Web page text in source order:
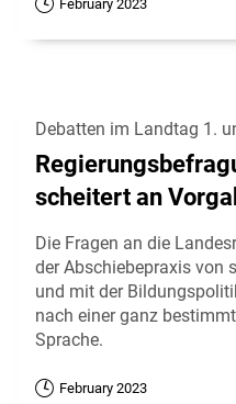
February 2023
Debatten im Landtag 1.
scheitert an
Die Fragen an die
der Abschiebepraxis von
und mit der
nach einer ganz
Sprache.
February 2023